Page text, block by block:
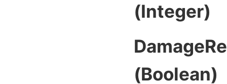
(Integer)
(Boolean)